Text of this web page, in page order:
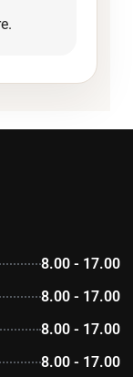
8.00 - 17.00
8.00 - 17.00
8.00 - 17.00
8.00 - 17.00